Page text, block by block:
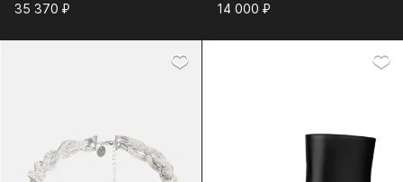
35 370⁠ ⁠₽
14 000⁠ ⁠₽